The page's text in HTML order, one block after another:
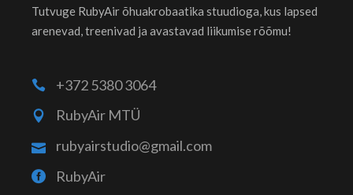
Tutvuge RubyAir õhuakrobaatika stuudioga, kus lapsed
arenevad, treenivad ja avastavad liikumise rõõmu!
+372 5380 3064
RubyAir MTÜ
rubyairstudio@gmail.com
RubyAir